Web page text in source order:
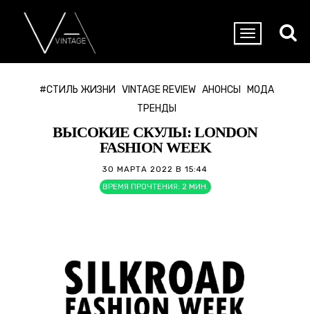
#СТИЛЬ ЖИЗНИ VINTAGE REVIEW АНОНСЫ
МОДА
ТРЕНДЫ
ВЫСОКИЕ СКУЛЫ: LONDON
FASHION WEEK
30 МАРТА 2022 В 15:44
ВРЕМЯ ПРОЧТЕНИЯ: 2 МИН.